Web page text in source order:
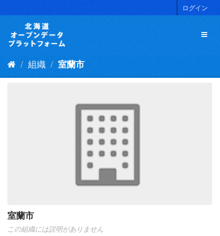
キ
ログイン
組織 室蘭市
室蘭市
この組織には説明がありません